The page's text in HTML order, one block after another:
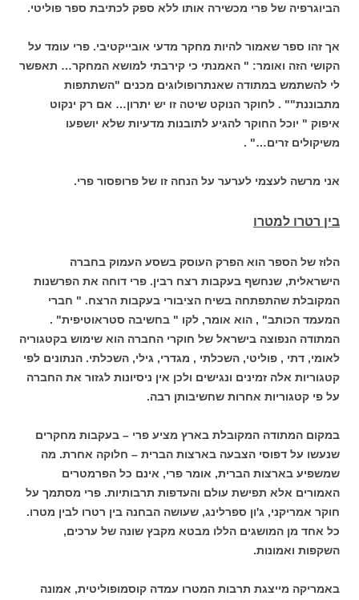
הביוגרפיה של פרי מכשירה אותו ללא ספק לכתיבת ספר פוליטי.
אך זהו ספר שאמור להיות מחקר מדעי אובייקטיבי. פרי עומד על
הקושי הזה ואומר: " האמנתי כי קירבתי למושא המחקר… תאפשר
לי להשתמש במתודה שאנתרופולוגים מכנים "השתתפות
מתבוננת"" . לחוקר הנוקט שיטה זו יש יתרון… אם רק ינקוט
איפוק " יוכל החוקר להגיע לתובנות מדעיות שלא יושפעו
משיקולים זרים…" .
אני מרשה לעצמי לערער על הנחה זו של פרופסור פרי.
בין רטרו למטרו
הלוז של הספר הוא הפרק העוסק בשסע העמוק בחברה
הישראלית, שנחשף בעקבות רצח רבין. פרי דוחה את הפרשנות
המקובלת שהתפתחה בשיח הציבורי בעקבות הרצח. " חברי
המעמד הכותב" , הוא אומר, לקו " בחשיבה סטראוטיפית" .
המתודה הנפוצה בישראל של חוקרי החברה הוא שימוש בקטגוריה
לאומי, דתי , פוליטי, השכלתי , מגדרי, גילי, השכלתי. הנתונים לפי
קטגוריות אלה זמינים ונגישים ולכן אין ניסיונות לגזור את החברה
על פי קטגוריות אחרות שחשיבותן רבה.
במקום המתודה המקובלת בארץ מציע פרי – בעקבות מחקרים
שנעשו על דפוסי הצבעה בארצות הברית – חלוקה אחרת. מה
שמשפיע בארצות הברית, אומר פרי, אינם כל הפרמטרים
האמורים אלא תפישת עולם והעדפות תרבותיות. פרי מסתמך על
חוקר אמריקני, ג'ון ספרלינג, שעושה הבחנה בין רטרו לבין מטרו.
כל אחד מן המושגים הללו מבטא מקבץ שונה של ערכים,
השקפות ואמונות.
באמריקה מייצגת תרבות המטרו עמדה קוסמופוליטית, אמונה